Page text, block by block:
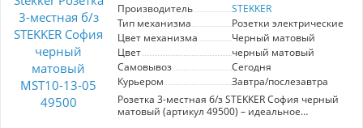
одновременно, например, в офисах,
домашних кабинетах или гостиных. Простота
установки и эксплуатации делает ее отличным
выбором для любых пользователей.
Выбирайте качество и стиль с розеткой
STEKKER София.
Производитель
STEKKER
Тип механизма
Розетки электрические
Цвет механизма
Черный матовый
Цвет
черный матовый
Самовывоз
Сегодня
Курьером
Завтра/послезавтра
Розетка 3-местная б/з STEKKER София черный
матовый (артикул 49500) – идеальное